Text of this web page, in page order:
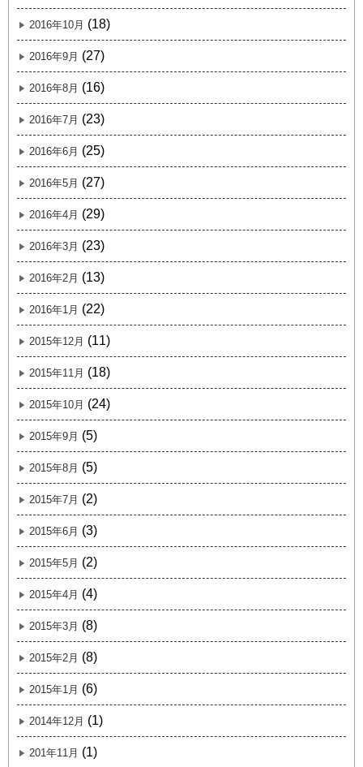
2016年10月 (18)
2016年9月 (27)
2016年8月 (16)
2016年7月 (23)
2016年6月 (25)
2016年5月 (27)
2016年4月 (29)
2016年3月 (23)
2016年2月 (13)
2016年1月 (22)
2015年12月 (11)
2015年11月 (18)
2015年10月 (24)
2015年9月 (5)
2015年8月 (5)
2015年7月 (2)
2015年6月 (3)
2015年5月 (2)
2015年4月 (4)
2015年3月 (8)
2015年2月 (8)
2015年1月 (6)
2014年12月 (1)
201年11月 (1)